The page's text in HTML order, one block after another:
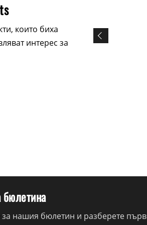
които биха
интерес за
нашия бюлетин и разберете